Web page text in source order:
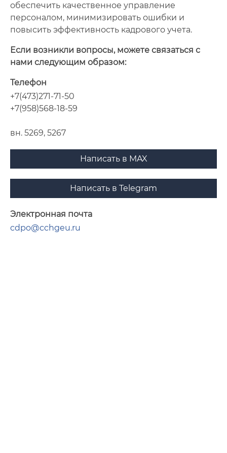
Если возникли вопросы, можете связаться с
нами следующим образом:
Телефон
+7(473)271-71-50
+7(958)568-18-59
вн. 5269, 5267
Написать в MAX
Написать в Telegram
Электронная почта
cdpo@cchgeu.ru
обеспечить качественное управление
персоналом, минимизировать ошибки и
повысить эффективность кадрового учета.